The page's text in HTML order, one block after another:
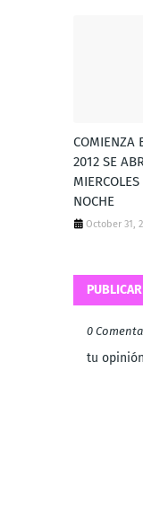
COMIENZA
2012 SE
NOCHE
October 31,
0
tu